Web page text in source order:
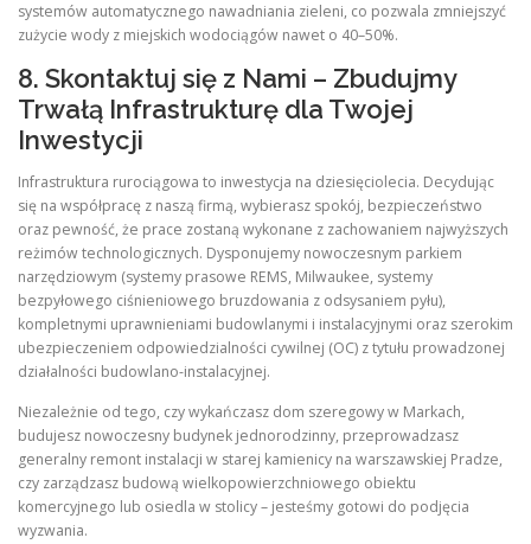
systemów automatycznego nawadniania zieleni, co pozwala zmniejszyć
zużycie wody z miejskich wodociągów nawet o 40–50%.
8. Skontaktuj się z Nami – Zbudujmy
Trwałą Infrastrukturę dla Twojej
Inwestycji
Infrastruktura rurociągowa to inwestycja na dziesięciolecia. Decydując
się na współpracę z naszą firmą, wybierasz spokój, bezpieczeństwo
oraz pewność, że prace zostaną wykonane z zachowaniem najwyższych
reżimów technologicznych. Dysponujemy nowoczesnym parkiem
narzędziowym (systemy prasowe REMS, Milwaukee, systemy
bezpyłowego ciśnieniowego bruzdowania z odsysaniem pyłu),
kompletnymi uprawnieniami budowlanymi i instalacyjnymi oraz szerokim
ubezpieczeniem odpowiedzialności cywilnej (OC) z tytułu prowadzonej
działalności budowlano-instalacyjnej.
Niezależnie od tego, czy wykańczasz dom szeregowy w Markach,
budujesz nowoczesny budynek jednorodzinny, przeprowadzasz
generalny remont instalacji w starej kamienicy na warszawskiej Pradze,
czy zarządzasz budową wielkopowierzchniowego obiektu
komercyjnego lub osiedla w stolicy – jesteśmy gotowi do podjęcia
wyzwania.